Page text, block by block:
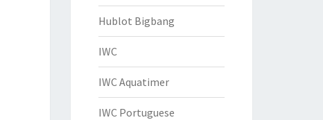
Hublot Bigbang
IWC
IWC Aquatimer
IWC Portuguese